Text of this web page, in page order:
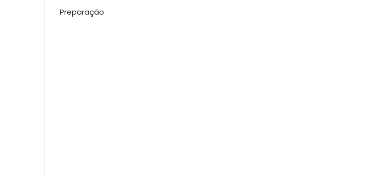
Preparação